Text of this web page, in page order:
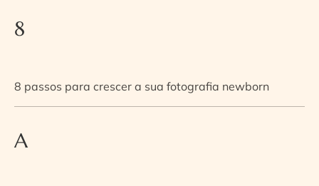
8
8 passos para crescer a sua fotografia newborn
A